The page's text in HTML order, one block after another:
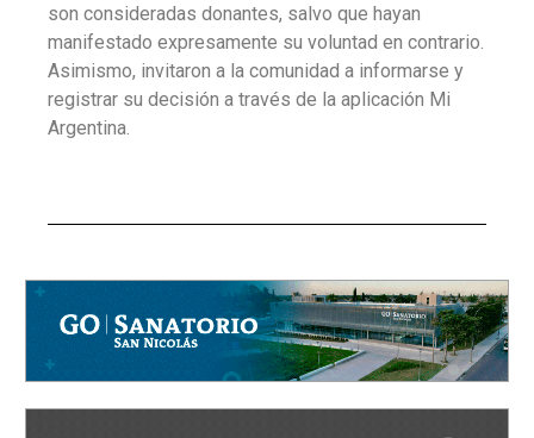
son consideradas donantes, salvo que hayan
manifestado expresamente su voluntad en contrario.
Asimismo, invitaron a la comunidad a informarse y
registrar su decisión a través de la aplicación Mi
Argentina.